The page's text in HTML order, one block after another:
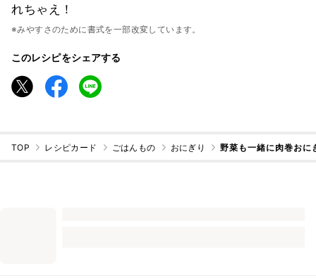
れちゃえ！
※みやすさのために書式を一部改変しています。
このレシピをシェアする
TOP レシピカード ごはんもの おにぎり 野菜も一緒に肉巻おに